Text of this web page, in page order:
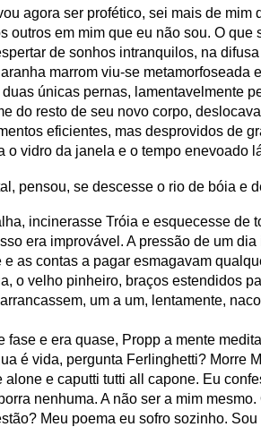
agora ser profético, sei mais de mim
outros em mim que eu não sou. O que
de sonhos intranquilos, na
marrom viu-se metamorfoseada
duas únicas pernas, lamentavelmente
do resto de seu novo corpo,
eficientes, mas desprovidos de
o vidro da janela e o tempo enevoado
pensou, se descesse o rio de bóia e
incinerasse Tróia e esquecesse de
era improvável. A pressão de um
e as contas a pagar esmagavam
o velho pinheiro, braços estendidos
um a um, lentamente,
fase e era quase, Propp a mente
é vida, pergunta Ferlinghetti? Morre
alone e caputti tutti all capone. Eu
nenhuma. A não ser a mim
Meu poema eu sofro sozinho.